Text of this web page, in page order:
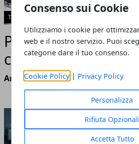
Consenso sui Cookie
Utilizziamo i cookie per
web e il nostro servizio. Puoi
categorie dare il tuo consenso.
Cookie Policy | Privacy Policy
Personalizza
Rifiuta Opzionali
Accetta Tutto
TECNOLOGIA
Parchi tecnologici
cosa sono e dove
Annalisa Biasi- giugno 25, 2026